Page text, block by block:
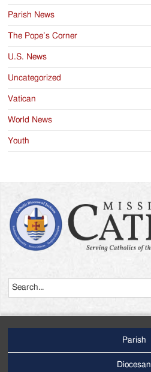
Parish News
The Pope’s Corner
U.S. News
Uncategorized
Vatican
World News
Youth
Parish
Diocesan